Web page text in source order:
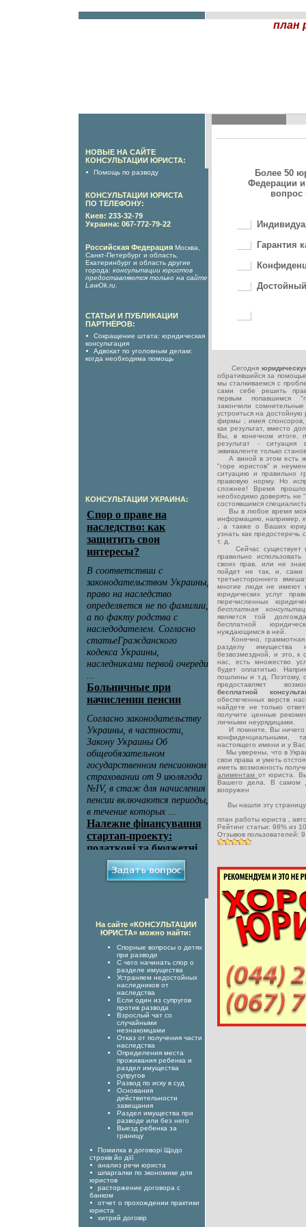
план
НОВЫЕ НА САЙТЕ
КОНСУЛЬТАЦИИ ЮРИСТА:
Помощь по разводу
КОНСУЛЬТАЦИИ ЮРИСТА
ПО ТЕЛЕФОНУ:
Киев: 233-32-79
Украина: 067-772-79-22
Российская Федерация Москва,
Санкт-Петербург и область,
Екатеринбург и область другие
города: консультации юристов
предоставляются только на сайте
LawOk.ru
СТАТЬИ И ПУБЛИКАЦИИ
ПАРТНЁРОВ:
Сокращение штата: юридическая
консультация
Адвокат по уголовным делам:
когда необходима помощь
КОНСУЛЬТАЦИИ УКРАИНА:
Более 50
Федерации
вопрос
Гарантия
Сегодня
обратившийся за
мы сталкиваемся с
сами себе решить
первым попавшимся
закончили
устроиться на достойную
фирмы ; имея спонсоров,
как результат, вместо
Вы, в конечном итоге,
результат -
эквиваленте только
А виной в этом есть
"горе юристов" и
ситуацию и правильно
правовую норму. Но
сложнее! Время
необходимо доверять не
состоявшимся
Вы в любое время
информацию, например,
, а также о Ваших
узнать как предостеречь
т. д.
Сейчас существует
правильно
своих прав, или не
пойдет не так, и, сами
третьестороннего
многие люди не имеют
юридических услуг
перечисленных
бесплатная
является той
бесплатной
нуждающимся в ней.
Конечно, граммотная и
разделу
безвозмездной, и это, к
нас, есть множество
будет оплатитью.
пошлины и т.д. Поэтому,
предоставляет
бесплатной
обеспеченных верств
найдете не только
получите ценные
личными неурядицами.
И помните, Вы ничего
конфиденциальными,
настоящего имени и у Вас
Мы уверены, что в
свои права и уметь
иметь возможность
алиментам от юриста.
Вашего дела. В самом
вооружен
Вы нашли эту
план работы юриста
,
Рейтинг статьи: 98% из
Отзывов пользователей: 9
На сайте «КОНСУЛЬТАЦИИ
ЮРИСТА» можно найти:
Спорные вопросы о детях
при разводе
С чего начинать спор о
разделе имущества
Устраняем недостойных
наследников от
наследства
Если один из супругов
против развода
Взрослый чат со
случайными
незнакомцами
Отказ от получения части
наследства
Определения места
проживания ребенка и
раздел имущества
супругов
Развод по иску в суд
Основания
действительности
завещания
Раздел имущества при
разводе или без него
Выезд ребенка за
границу
Помилка в договорі Щодо
строків йо діїї
анализ речи юриста
шпаргалки по экономике для
юристов
расторжение договора с
банком
отчет о прохождении практики
юриста
хитрий договір